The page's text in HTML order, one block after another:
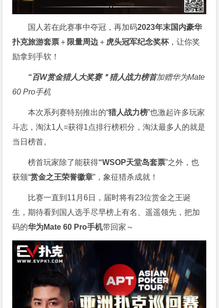
国人若在此赛事中夺冠，再加码2023年末国内豪华
扑克旅游套票 ＋ 限量周边 ＋ 虎头冠军纪念奖杯，让你奖
励拿到手软！
“百W赏金猎人大奖赛＂猎人战力榜首加赠华为Mate
60 Pro手机
本次系列赛特别推出的“猎人战力榜”也激起许多玩家
斗志，淘汰1人=获得1点排行榜积分，淘汰最多人的就是
当日榜首。
榜首玩家除了能获得“WSOP天堂岛套票”之外，也
获颁“赏金之王荣誉徽章”，象征猎杀成就！
比赛一直到11月6日，届时将有23位赏金之王诞
生，期待看到国人选手尽早榜上有名、遥遥领先，把加
码的华为Mate 60 Pro手机带回家～